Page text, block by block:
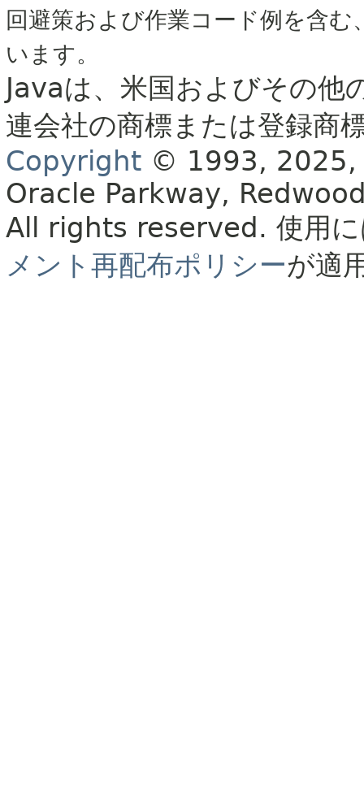
回避策および作業コード例を含
います。
Javaは、米国およびその
連会社の商標または登録商
Copyright © 1993, 2025,
Oracle Parkway,
All rights reserved. 使用
メント再配布ポリシーが適